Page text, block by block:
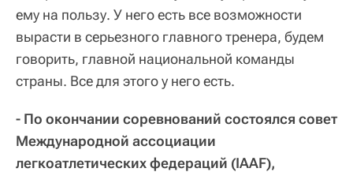
ему на пользу. У него есть все возможности
вырасти в серьезного главного тренера, будем
говорить, главной национальной команды
страны. Все для этого у него есть.
- По окончании соревнований состоялся совет
Международной ассоциации
легкоатлетических федераций (IAAF),